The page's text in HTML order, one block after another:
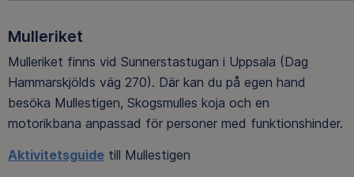
Mulleriket
Mulleriket finns vid Sunnerstastugan i Uppsala (Dag
Hammarskjölds väg 270). Där kan du på egen hand
besöka Mullestigen, Skogsmulles koja och en
motorikbana anpassad för personer med funktionshinder.
Aktivitetsguide till Mullestigen